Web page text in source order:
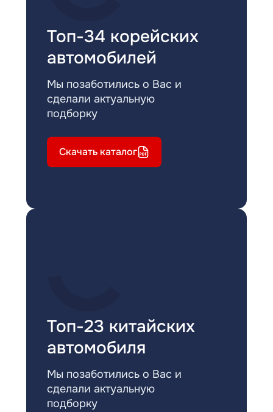
Топ-34 корейских
автомобилей
Мы позаботились о Вас и
сделали актуальную
подборку
Скачать каталог
Топ-23 китайских
автомобиля
Мы позаботились о Вас и
сделали актуальную
подборку